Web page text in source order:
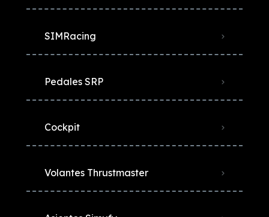
SIMRacing
Pedales SRP
Cockpit
Volantes Thrustmaster